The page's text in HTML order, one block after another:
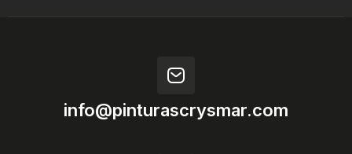
info@pinturascrysmar.com